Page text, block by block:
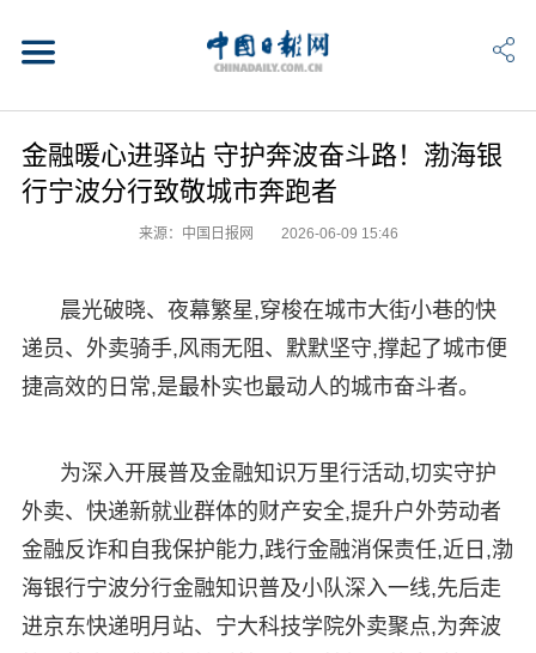
金融暖心进驿站 守护奔波奋斗路！渤海银
行宁波分行致敬城市奔跑者
来源：中国日报网 2026-06-09 15:46
晨光破晓、夜幕繁星,穿梭在城市大街小巷的快
递员、外卖骑手,风雨无阻、默默坚守,撑起了城市便
捷高效的日常,是最朴实也最动人的城市奋斗者。
为深入开展普及金融知识万里行活动,切实守护
外卖、快递新就业群体的财产安全,提升户外劳动者
金融反诈和自我保护能力,践行金融消保责任,近日,渤
海银行宁波分行金融知识普及小队深入一线,先后走
进京东快递明月站、宁大科技学院外卖聚点,为奔波